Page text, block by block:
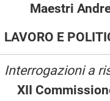
Maestri
LAVORO E
Interrogazioni a
XII